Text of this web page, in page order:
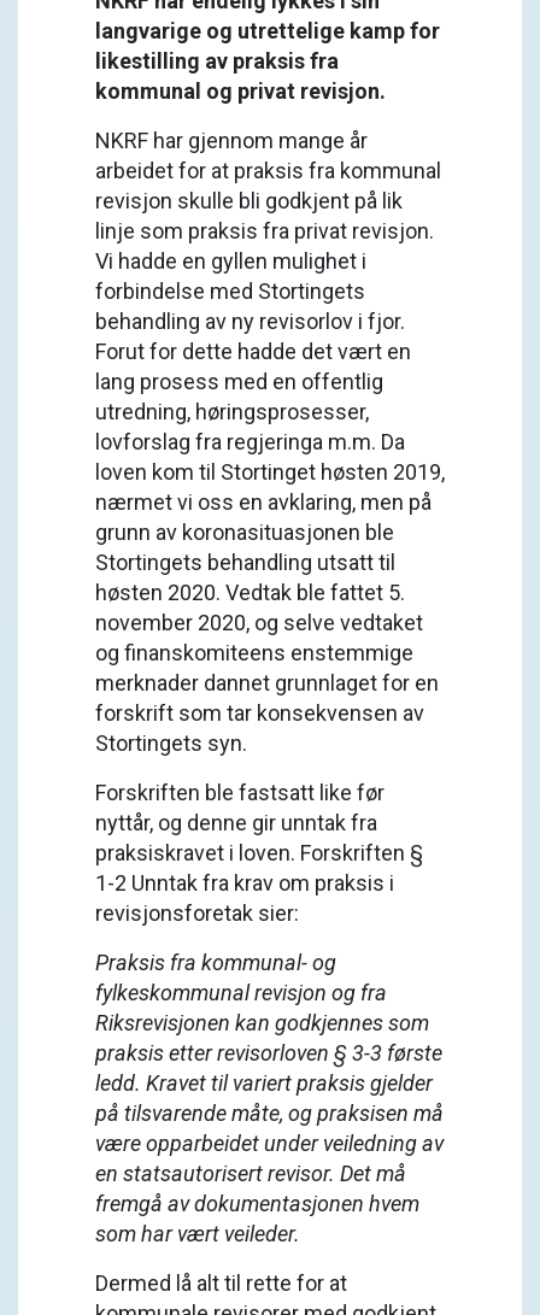
langvarige og utrettelige kamp for
likestilling av praksis fra
kommunal og privat revisjon.
NKRF har gjennom mange år
arbeidet for at praksis fra kommunal
revisjon skulle bli godkjent på lik
linje som praksis fra privat revisjon.
Vi hadde en gyllen mulighet i
forbindelse med Stortingets
behandling av ny revisorlov i fjor.
Forut for dette hadde det vært en
lang prosess med en offentlig
utredning, høringsprosesser,
lovforslag fra regjeringa m.m. Da
loven kom til Stortinget høsten 2019,
nærmet vi oss en avklaring, men på
grunn av koronasituasjonen ble
Stortingets behandling utsatt til
høsten 2020. Vedtak ble fattet 5.
november 2020, og selve vedtaket
og finanskomiteens enstemmige
merknader dannet grunnlaget for en
forskrift som tar konsekvensen av
Stortingets syn.
Forskriften ble fastsatt like før
nyttår, og denne gir unntak fra
praksiskravet i loven. Forskriften §
1-2 Unntak fra krav om praksis i
revisjonsforetak sier:
Praksis fra kommunal- og
fylkeskommunal revisjon og fra
Riksrevisjonen kan godkjennes som
praksis etter revisorloven § 3-3 første
ledd. Kravet til variert praksis gjelder
på tilsvarende måte, og praksisen må
være opparbeidet under veiledning av
en statsautorisert revisor. Det må
fremgå av dokumentasjonen hvem
som har vært veileder.
Dermed lå alt til rette for at